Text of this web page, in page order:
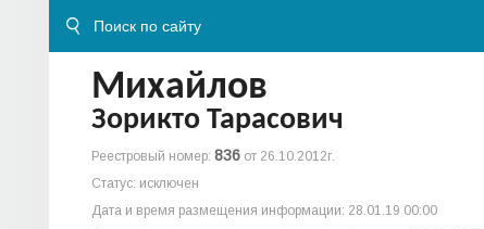
Михайлов
Зорикто Тарасович
Реестровый номер: 836 от 26.10.2012г.
Статус: исключен
Дата и время размещения информации: 28.01.19 00:00